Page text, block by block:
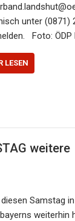
unter (0871)
Foto: ÖDP
LESEN
weitere
Samstag
weiterhin